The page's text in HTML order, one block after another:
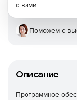
Описание
Программное
с вами
Поможем с